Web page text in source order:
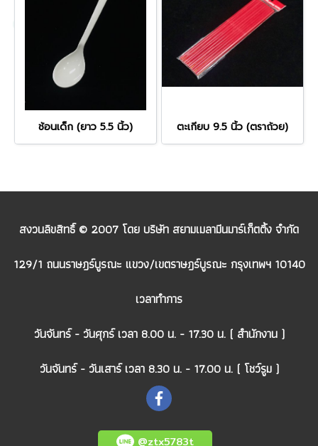
ช้อนเด็ก (ยาว 5.5 นิ้ว) ตะเกียบ 9.5 นิ้ว (ตราถ้วย)
สงวนลิขสิทธิ์ © 2007 โดย บริษัท สยามเมลามีนมาร์เก็ตติ้ง จำกัด
129/1 ถนนราษฎร์บูรณะ แขวง/เขตราษฎร์บูรณะ กรุงเทพฯ 10140
เวลาทำการ
วันจันทร์ - วันศุกร์ เวลา 8.00 น. - 17.30 น. ( สำนักงาน )
วันจันทร์ - วันเสาร์ เวลา 8.30 น. - 17.00 น. ( โชว์รูม )
@ztx5783t